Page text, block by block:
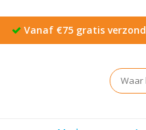
Vanaf €75 gratis